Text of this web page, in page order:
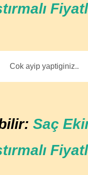
Cok ayip yaptiginiz..
Saç